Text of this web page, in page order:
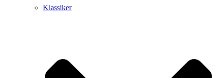
Klassiker